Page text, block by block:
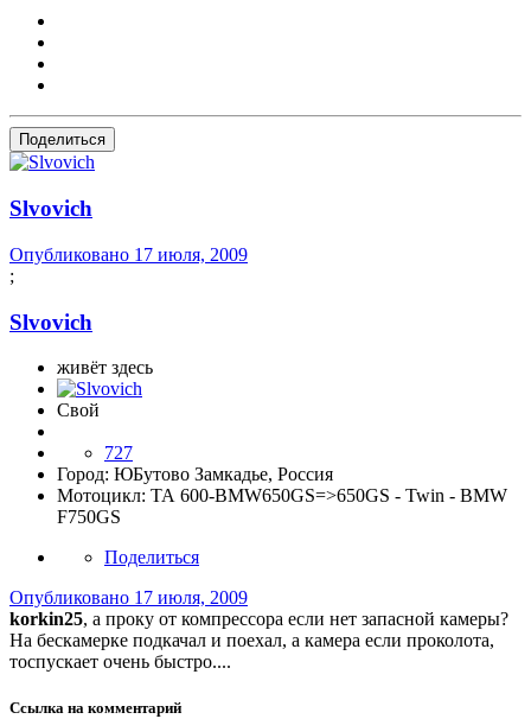
Поделиться
Slvovich
Опубликовано 17 июля, 2009
;
Slvovich
живёт здесь
Свой
727
Город: ЮБутово Замкадье, Россия
Мотоцикл: ТА 600-BMW650GS=>650GS - Twin - BMW
F750GS
Поделиться
Опубликовано 17 июля, 2009
korkin25, а проку от компрессора если нет запасной камеры?
На бескамерке подкачал и поехал, а камера если проколота,
тоспускает очень быстро....
Ссылка на комментарий